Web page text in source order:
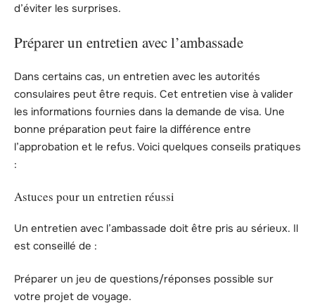
d’éviter les surprises.
Préparer un entretien avec l’ambassade
Dans certains cas, un entretien avec les autorités
consulaires peut être requis. Cet entretien vise à valider
les informations fournies dans la demande de visa. Une
bonne préparation peut faire la différence entre
l’approbation et le refus. Voici quelques conseils pratiques
:
Astuces pour un entretien réussi
Un entretien avec l’ambassade doit être pris au sérieux. Il
est conseillé de :
Préparer un jeu de questions/réponses possible sur
votre projet de voyage.